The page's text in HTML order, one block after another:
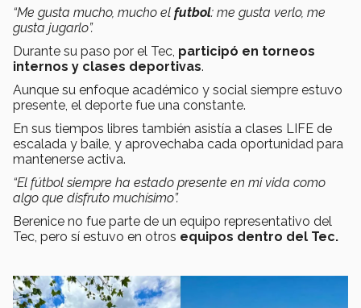
“Me gusta mucho, mucho el futbol: me gusta verlo, me
gusta jugarlo”.
Durante su paso por el Tec, participó en torneos
internos y clases deportivas.
Aunque su enfoque académico y social siempre estuvo
presente, el deporte fue una constante.
En sus tiempos libres también asistía a clases LIFE de
escalada y baile, y aprovechaba cada oportunidad para
mantenerse activa.
“El fútbol siempre ha estado presente en mi vida como
algo que disfruto muchísimo”.
Berenice no fue parte de un equipo representativo del
Tec, pero sí estuvo en otros equipos dentro del Tec.